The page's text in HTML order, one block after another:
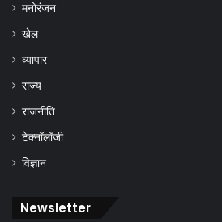
मनोरंजन
खेल
व्यापार
राज्य
राजनीति
टेक्नॉलॉजी
विज्ञान
Newsletter